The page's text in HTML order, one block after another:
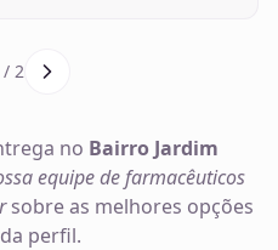
/ 2
no Bairro Jardim
equipe de farmacêuticos
sobre as melhores opções
perfil.